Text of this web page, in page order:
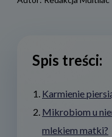
Spis treści:
Karmienie
Mikrobiom u
mlekiem matki?